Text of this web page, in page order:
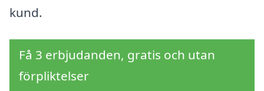
kund.
Få 3 erbjudanden, gratis och utan
förpliktelser